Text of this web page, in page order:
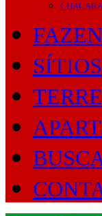
SÍTIOS